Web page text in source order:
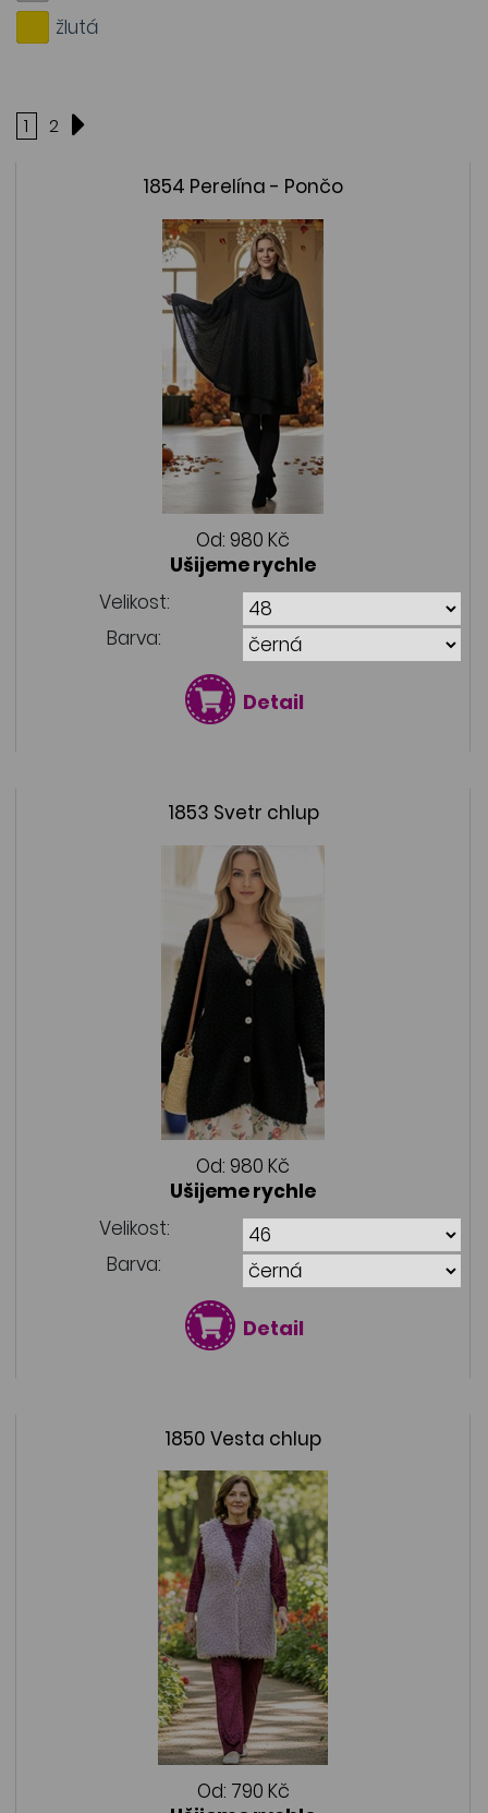
žlutá
1 2
1854 Perelína - Pončo
Od: 980 Kč
Ušijeme rychle
Velikost:
Barva:
Detail
1853 Svetr chlup
Od: 980 Kč
Ušijeme rychle
Velikost:
Barva:
Detail
1850 Vesta chlup
Od: 790 Kč